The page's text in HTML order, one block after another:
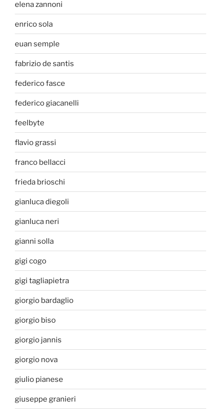
elena zannoni
enrico sola
euan semple
fabrizio de santis
federico fasce
federico giacanelli
feelbyte
flavio grassi
franco bellacci
frieda brioschi
gianluca diegoli
gianluca neri
gianni solla
gigi cogo
gigi tagliapietra
giorgio bardaglio
giorgio biso
giorgio jannis
giorgio nova
giulio pianese
giuseppe granieri